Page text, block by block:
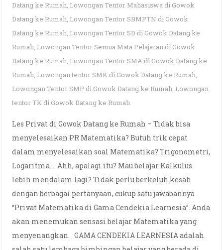
Datang ke Rumah, Lowongan Tentor Mahasiswa di Gowok
Datang ke Rumah, Lowongan Tentor SBMPTN di Gowok
Datang ke Rumah, Lowongan Tentor SD di Gowok Datang ke
Rumah, Lowongan Tentor Semua Mata Pelajaran di Gowok
Datang ke Rumah, Lowongan Tentor SMA di Gowok Datang ke
Rumah, Lowongan tentor SMK di Gowok Datang ke Rumah,
Lowongan Tentor SMP di Gowok Datang ke Rumah, Lowongan
tentor TK di Gowok Datang ke Rumah
Les Privat di Gowok Datang ke Rumah – Tidak bisa
menyelesaikan PR Matematika? Butuh trik cepat
dalam menyelesaikan soal Matematika? Trigonometri,
Logaritma…. Ahh, apalagi itu? Mau belajar Kalkulus
lebih mendalam lagi? Tidak perlu berkeluh kesah
dengan berbagai pertanyaan, cukup satu jawabannya
“Privat Matematika di Gama Cendekia Learnesia”. Anda
akan menemukan sensasi belajar Matematika yang
menyenangkan. GAMA CENDEKIA LEARNESIA adalah